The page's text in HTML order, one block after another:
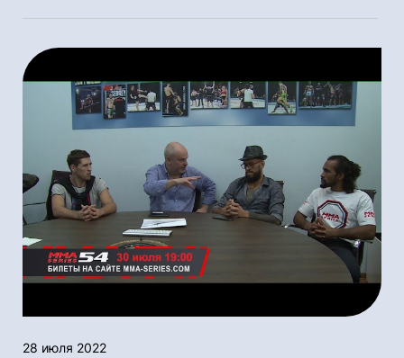
28 июля 2022